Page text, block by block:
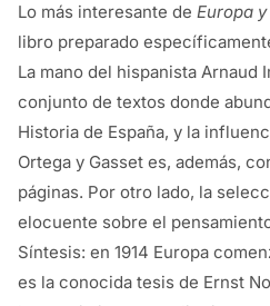
Lo más interesante de Europa
libro preparado
La mano del hispanista Arnaud
conjunto de textos donde
Historia de España, y la
Ortega y Gasset es, además,
páginas. Por otro lado, la
elocuente sobre el
Síntesis: en 1914 Europa
es la conocida tesis de Ernst